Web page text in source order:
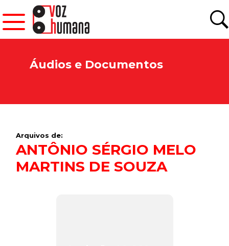
Áudios e Documentos
Arquivos de:
ANTÔNIO SÉRGIO MELO
MARTINS DE SOUZA